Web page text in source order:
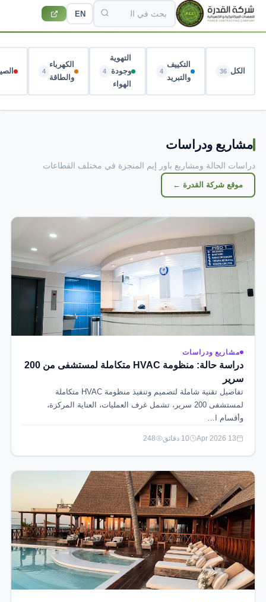
EN
الكل 36
التكييف
والتبريد
4
التهوية
وجودة
الهواء
4
الكهرباء
والطاقة
4
مشاريع ودراسات
دراسات الحالة ومشاريع باور إيم المنجزة في مختلف القطاعات
موقع شركة القدرة ←
مشاريع ودراسات
دراسة حالة: منظومة HVAC متكاملة لمستشفى من 200
سرير
تفاصيل تقنية شاملة لتصميم وتنفيذ منظومة HVAC متكاملة
لمستشفى 200 سرير، تشمل غرف العمليات، العناية المركزة،
وأقسام ا…
13 Apr 2026 10 دقائق 248